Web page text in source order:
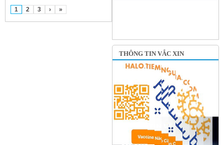
1 2 3 › »
THÔNG TIN VẮC XIN